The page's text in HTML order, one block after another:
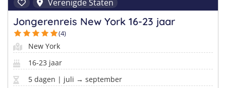
Vind jouw perfecte kamp
Beantwoord een paar korte vragen en wij doen de rest.
Verenigde Staten
Jongerenreis New York 16-23 jaar
(4)
New York
16-23 jaar
5 dagen | juli → september